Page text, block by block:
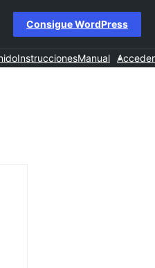
Consigue WordPress
InstruccionesManual Acceder